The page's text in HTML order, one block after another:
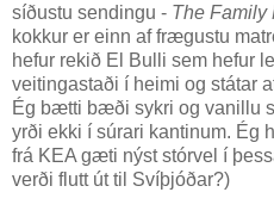
síðustu sendingu - The Family
kokkur er einn af frægustu
hefur rekið El Bulli sem hefur
veitingastaði í heimi og státar
Ég bætti bæði sykri og vanillu
yrði ekki í súrari kantinum. Ég
frá KEA gæti nýst stórvel í
verði flutt út til Svíþjóðar?)